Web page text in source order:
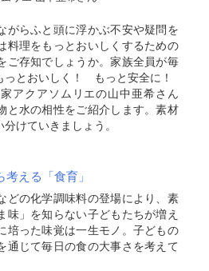
がらふと頭に浮かぶ不安や疑問を
料理をもっとおいしくするための
ご存知でしょうか。家族全員が毎
っとおいしく！ もっと安全に！
アクアソムリエの山中亜希さん
と水の相性をご紹介します。素材
けていきましょう。
考える「食育」
どの化学調味料の登場により、素
味」を知らない子どもたちが増え
培った味覚は一生モノ。子どもの
通じて毎日の食の大事さを考えて